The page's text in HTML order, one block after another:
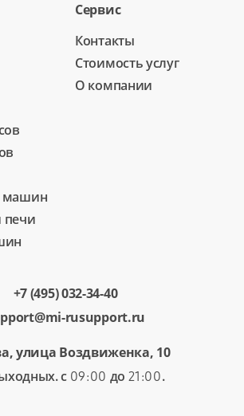
машин
печи
Сервис
Контакты
Стоимость услуг
О компании
+7 (495) 032-34-40
rusupport.ru
улица Воздвиженка, 10
с 09:00 до 21:00.